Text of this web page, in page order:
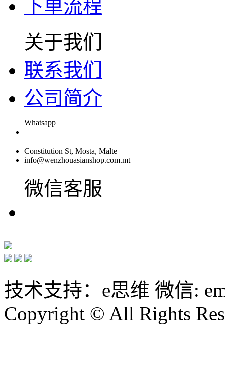
下单流程
关于我们
联系我们
公司简介
Whatsapp
Constitution St, Mosta, Malte
info@wenzhouasianshop.com.mt
微信客服
技术支持：e思维 微信:
Copyright © All Rights